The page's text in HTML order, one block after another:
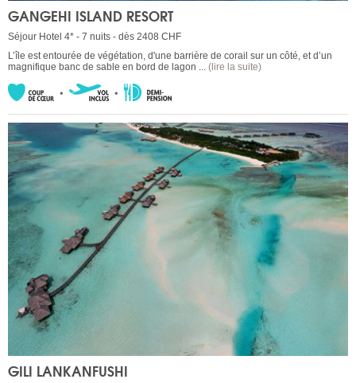
GANGEHI ISLAND RESORT
Séjour Hotel 4* - 7 nuits - dès 2408 CHF
L’île est entourée de végétation, d'une barrière de corail sur un côté, et d’un
magnifique banc de sable en bord de lagon ... (lire la suite)
GILI LANKANFUSHI